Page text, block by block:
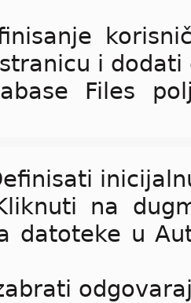
i
Files
na
datoteke u